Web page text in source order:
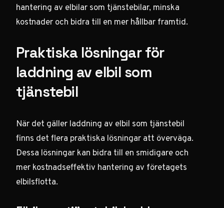
hantering av elbilar som tjänstebilar, minska
kostnader och bidra till en mer hållbar framtid.
Praktiska lösningar för
laddning av elbil som
tjänstebil
När det gäller laddning av elbil som tjänstebil
finns det flera praktiska lösningar att överväga.
Dessa lösningar kan bidra till en smidigare och
mer kostnadseffektiv hantering av företagets
elbilsflotta.